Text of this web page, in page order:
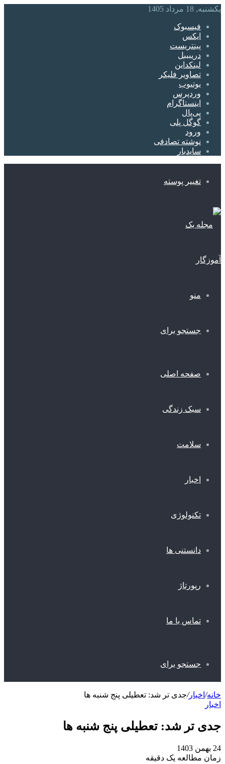
یکشنبه, 18 مرداد 1405
فیسبوک
ایکس
پینتریست
دریبببل
لینکداین
تصاویر فلیکر
یوتیوب
وردپرس
اینستاگرام
پی‌پال
گوگل پلی
ورود
نوشته تصادفی
سایدبار
تغییر پوسته
منو
جستجو برای
صفحه اصلی
سبک زندگی
سلامت
اخبار
تکنولوژی
دانستنی ها
رپورتاژ
تماس با ما
جستجو برای
خانه/ اخبار/جدی تر شد: تعطیلی پنج‌ شنبه ها
اخبار
جدی تر شد: تعطیلی پنج‌ شنبه ها
24 بهمن 1403
زمان مطالعه یک دقیقه